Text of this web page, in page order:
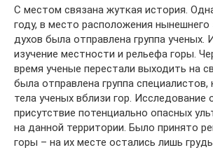
С местом связана жуткая история.
году, в место расположения нынешнего
духов была отправлена группа
изучение местности и рельефа горы.
время ученые перестали выходить на
была отправлена группа
тела ученых вблизи гор. Исследование
присутствие потенциально опасных
на данной территории. Было принято
горы – на их месте остались лишь